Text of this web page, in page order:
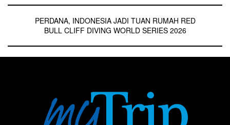
PERDANA, INDONESIA JADI TUAN RUMAH RED
BULL CLIFF DIVING WORLD SERIES 2026